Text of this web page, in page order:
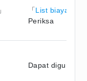
」
「List biaya
Periksa
Dapat digunakan